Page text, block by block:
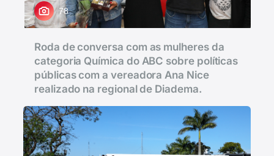
78
Roda de conversa com as mulheres da
categoria Química do ABC sobre políticas
públicas com a vereadora Ana Nice
realizado na regional de Diadema.